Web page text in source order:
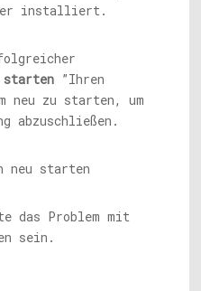
installiert.
starten ”Ihren
neu zu starten, um
abzuschließen.
das Problem mit
sein.